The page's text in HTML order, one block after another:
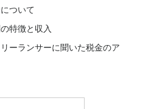
ついて
特徴と収入
ーランサーに聞いた税金のア